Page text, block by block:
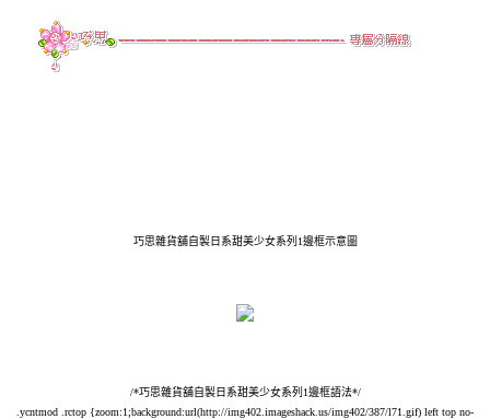
巧思雜貨舖自製日系甜美少女系列1邊框示意圖
/*巧思雜貨舖自製日系甜美少女系列1邊框語法*/
.ycntmod .rctop {zoom:1;background:url(http://img402.imageshack.us/img402/387/l71.gif) left top no-